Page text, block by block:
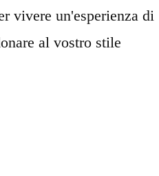
vivere un'esperienza di
al vostro stile